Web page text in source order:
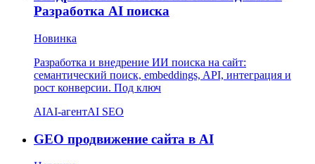
Разработка AI поиска
Новинка
Разработка и внедрение ИИ поиска на сайт:
семантический поиск, embeddings, API, интеграция и
рост конверсии. Под ключ
AIAI-агентAI SEO
GEO продвижение сайта в AI